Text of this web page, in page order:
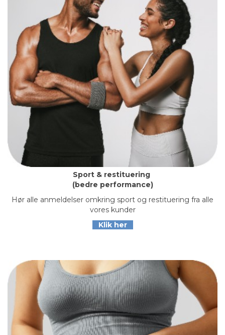
Sport & restituering
(bedre performance)
Hør alle anmeldelser omkring sport og restituering fra alle
vores kunder
Klik her